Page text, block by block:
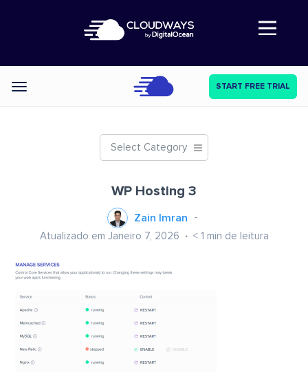
Abre a navegação
Categories START FREE TRIAL
Select Category
WP Hosting 3
Zain Imran
Atualizado em Janeiro 7, 2026 < 1 min de leitura